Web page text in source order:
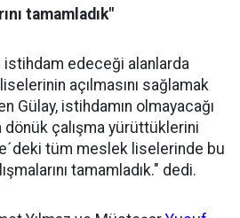
tamamladık"
istihdam edeceği alanlarda
açılmasını sağlamak
Gülay, istihdamın olmayacağı
dönük çalışma yürüttüklerini
tüm meslek liselerinde bu
tamamladık." dedi.